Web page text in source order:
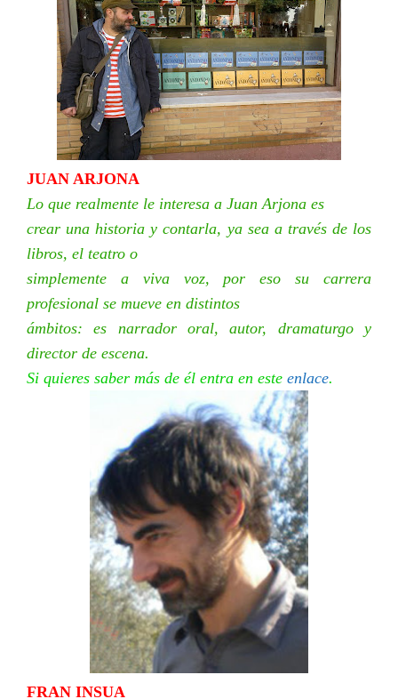
JUAN ARJONA
Lo que realmente le interesa a Juan Arjona es
crear una historia y contarla, ya sea a través de los
libros, el teatro o
simplemente a viva voz, por eso su carrera
profesional se mueve en distintos
ámbitos: es narrador oral, autor, dramaturgo y
director de escena.
Si quieres saber más de él entra en este enlace.
FRAN INSUA